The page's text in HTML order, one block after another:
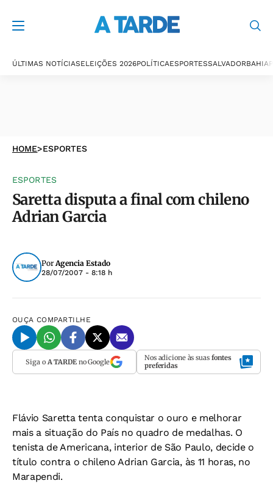
ÚLTIMAS NOTÍCIASELEIÇÕES 2026POLÍTICAESPORTESSALVADORBAHIA
HOME>ESPORTES
ESPORTES
Saretta disputa a final com chileno
Adrian Garcia
PorAgencia Estado
28/07/2007 - 8:18 h
OUÇA COMPARTILHE
Siga o A TARDEno Google Nos adicione às suas fontes
preferidas
Flávio Saretta tenta conquistar o ouro e melhorar
mais a situação do País no quadro de medalhas. O
tenista de Americana, interior de São Paulo, decide o
título contra o chileno Adrian Garcia, às 11 horas, no
Marapendi.